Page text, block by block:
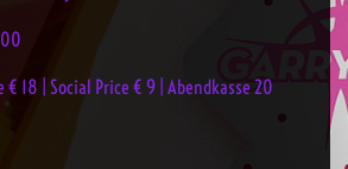
€ 18 | Social Price € 9 | Abendkasse 20